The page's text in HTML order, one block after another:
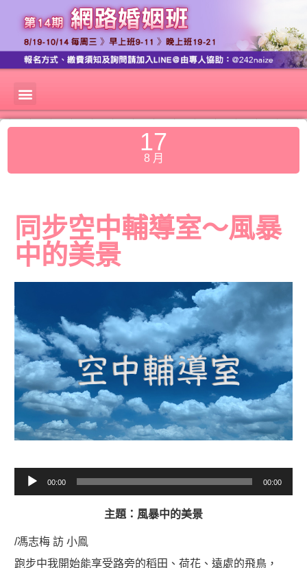
17
8 月
同步空中輔導室～風暴
中的美景
器
00:00 00:00
主題：風暴中的美景
/馮志梅 訪 小鳯
跑步中我開始能享受路旁的稻田、荷花、遠處的飛鳥，